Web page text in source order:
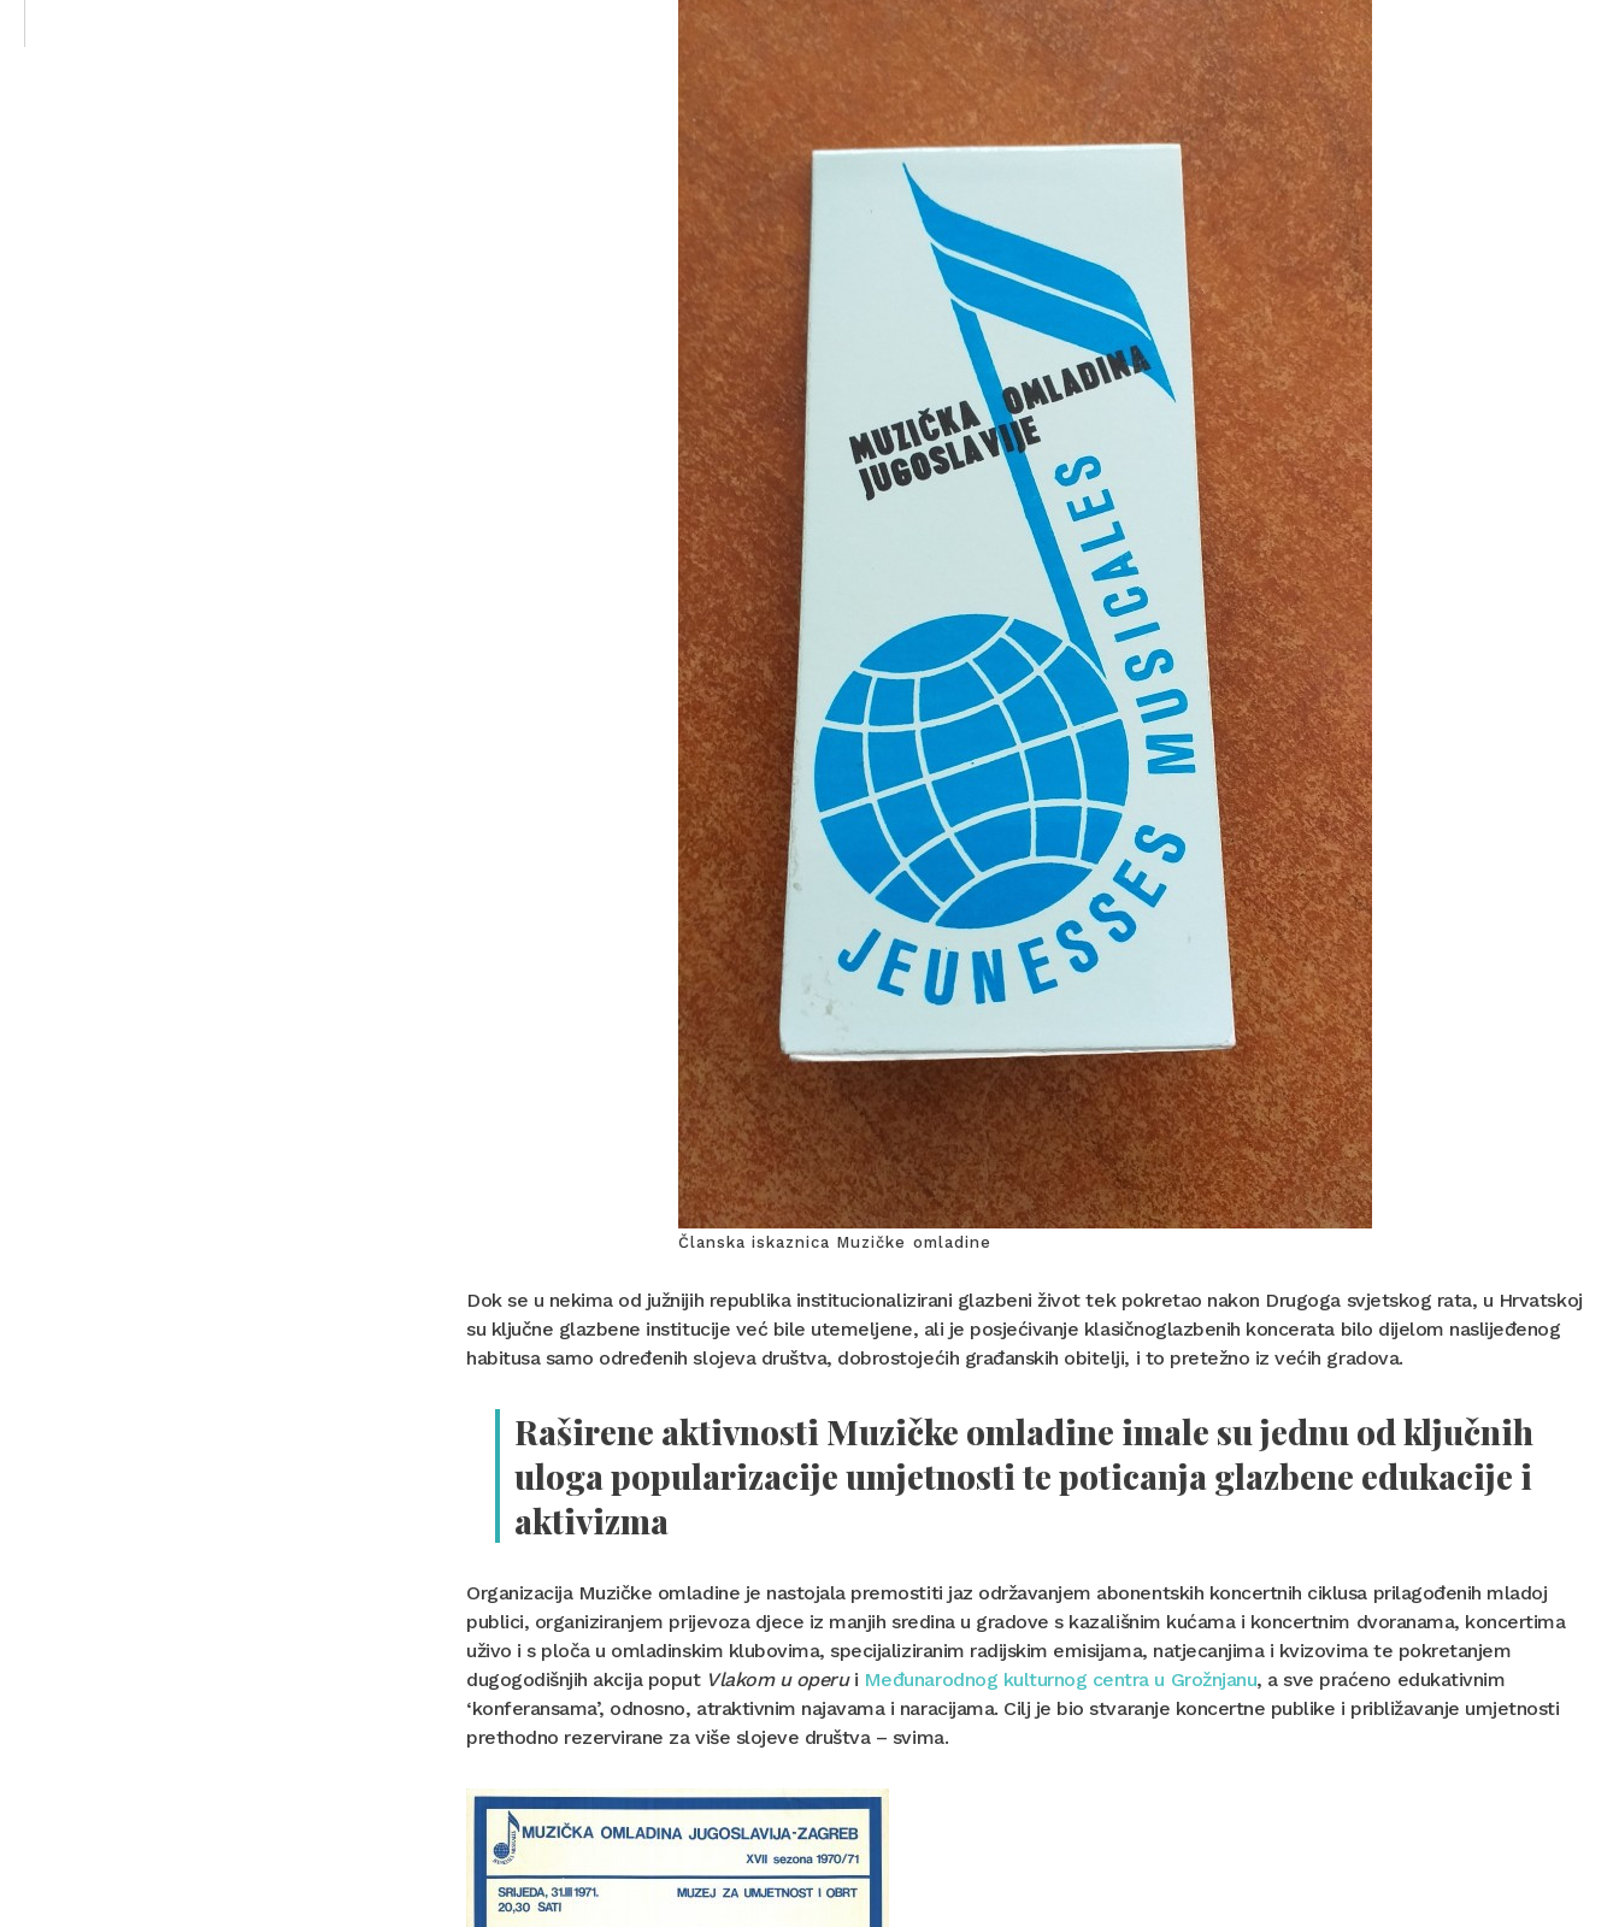
Članska iskaznica Muzičke omladine
Dok se u nekima od južnijih republika institucionalizirani glazbeni život tek pokretao nakon Drugoga svjetskog rata, u Hrvatskoj
su ključne glazbene institucije već bile utemeljene, ali je posjećivanje klasičnoglazbenih koncerata bilo dijelom naslijeđenog
habitusa samo određenih slojeva društva, dobrostojećih građanskih obitelji, i to pretežno iz većih gradova.
Raširene aktivnosti Muzičke omladine imale su jednu od ključnih
uloga popularizacije umjetnosti te poticanja glazbene edukacije i
aktivizma
Organizacija Muzičke omladine je nastojala premostiti jaz održavanjem abonentskih koncertnih ciklusa prilagođenih mladoj
publici, organiziranjem prijevoza djece iz manjih sredina u gradove s kazališnim kućama i koncertnim dvoranama, koncertima
uživo i s ploča u omladinskim klubovima, specijaliziranim radijskim emisijama, natjecanjima i kvizovima te pokretanjem
dugogodišnjih akcija poput Vlakom u operui Međunarodnog kulturnog centra u Grožnjanu, a sve praćeno edukativnim
‘konferansama’, odnosno, atraktivnim najavama i naracijama. Cilj je bio stvaranje koncertne publike i približavanje umjetnosti
prethodno rezervirane za više slojeve društva – svima.